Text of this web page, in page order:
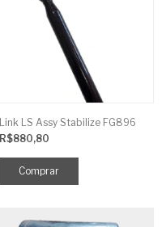
Link LS Assy Stabilize FG896
R$880,80